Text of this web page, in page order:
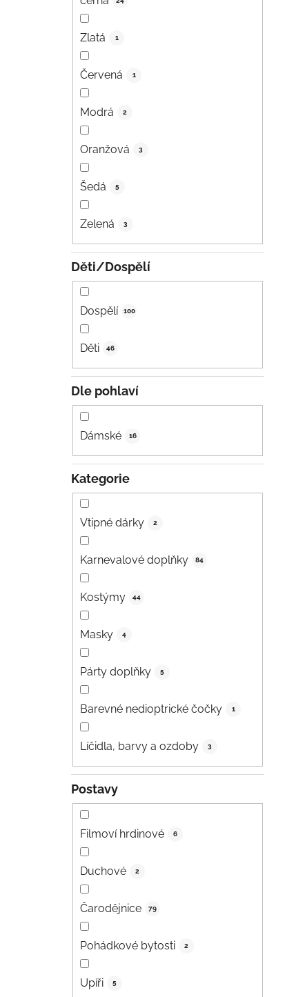
Zlatá 1
Červená 1
Modrá 2
Oranžová 3
Šedá 5
Zelená 3
Děti/Dospělí
Dospělí 100
Děti 46
Dle pohlaví
Dámské 16
Kategorie
Vtipné dárky 2
Karnevalové doplňky 84
Kostýmy 44
Masky 4
Párty doplňky 5
Barevné nedioptrické čočky 1
Líčidla, barvy a ozdoby 3
Postavy
Filmoví hrdinové 6
Duchové 2
Čarodějnice 79
Pohádkové bytosti 2
Upíři 5